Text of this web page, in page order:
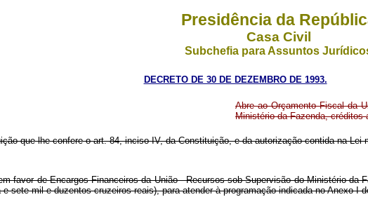
Presidência da
Casa Civil
Subchefia para Assuntos
DECRETO DE 30 DE DEZEMBRO DE 1993.
Abre ao Orçamento Fiscal da
Ministério da Fazenda, créditos
que lhe confere o art. 84, inciso IV, da Constituição, e da autorização contida na Lei
favor de Encargos Financeiros da União - Recursos sob Supervisão do Ministério
sete mil e duzentos cruzeiros reais), para atender à programação indicada no Anexo I